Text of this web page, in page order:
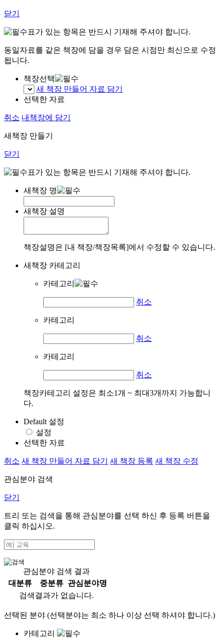
닫기
표가 있는 항목은 반드시 기재해 주셔야 합니다.
동일자료를 같은 책장에 담을 경우 담은 시점만 최신으로 수정
됩니다.
책장선택
새 책장 만들어 자료 담기
선택한 자료
취소 내책장에 담기
새책장 만들기
닫기
표가 있는 항목은 반드시 기재해 주셔야 합니다.
새책장 명
새책장 설명
책장설명은 [내 책장/책장목록]에서 수정할 수 있습니다.
새책장 카테고리
카테고리
취소
카테고리
취소
카테고리
취소
책장카테고리 설정은 최소1개 ~ 최대3개까지 가능합니
다.
Default 설정
설정
선택한 자료
취소 새 책장 만들어 자료 담기 새 책장 등록 새 책장 수정
관심분야 검색
닫기
트리 또는 검색을 통해 관심분야를 선택 하신 후 등록 버튼을
클릭 하십시오.
관심분야 검색 결과
대분류
중분류
관심분야명
검색결과가 없습니다.
선택된 분야 (선택분야는 최소 하나 이상 선택 하셔야 합니다.)
카테고리